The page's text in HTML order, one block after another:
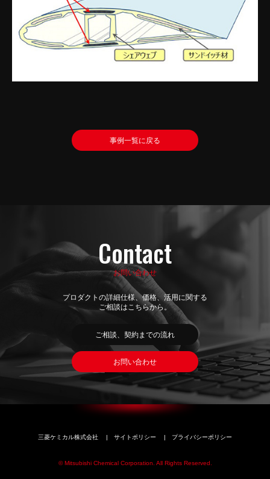
事例一覧に戻る
Contact
お問い合わせ
プロダクトの詳細仕様、価格、活用に関する
ご相談はこちらから。
ご相談、契約までの流れ
お問い合わせ
三菱ケミカル株式会社 | サイトポリシー | プライバシーポリシー
©Mitsubishi Chemical Corporation. All Rights Reserved.